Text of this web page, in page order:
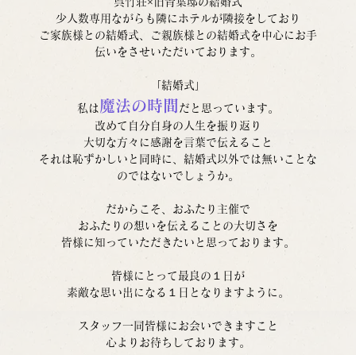
少人数専用ながらも隣にホテルが隣接をしており
ご家族様との結婚式、ご親族様との結婚式を中心にお手
伝いをさせいただいております。
「結婚式」
私は 魔法の時間 だと思っています。
改めて自分自身の人生を振り返り
大切な方々に感謝を言葉で伝えること
それは恥ずかしいと同時に、結婚式以外では無いことな
のではないでしょうか。
だからこそ、おふたり主催で
おふたりの想いを伝えることの大切さを
皆様に知っていただきたいと思っております。
皆様にとって最良の１日が
素敵な思い出になる１日となりますように。
スタッフ一同皆様にお会いできますこと
心よりお待ちしております。